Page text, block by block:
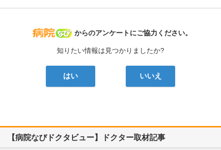
病院なび
からのアンケートにご協力ください。
知りたい情報は見つかりましたか?
はい いいえ
【病院なびドクタビュー】ドクター取材記事